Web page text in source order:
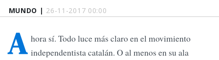
MUNDO | 26-11-2017 00:00
A hora sí. Todo luce más claro en el movimiento
independentista catalán. O al menos en su ala